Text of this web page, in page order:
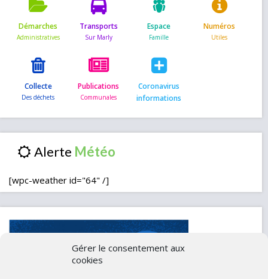
Gérer le consentement aux
cookies
Démarches Transports Espace Numéros
Collecte Publications
Coronavirus
informations
Alerte
[wpc-weather id="64" /]